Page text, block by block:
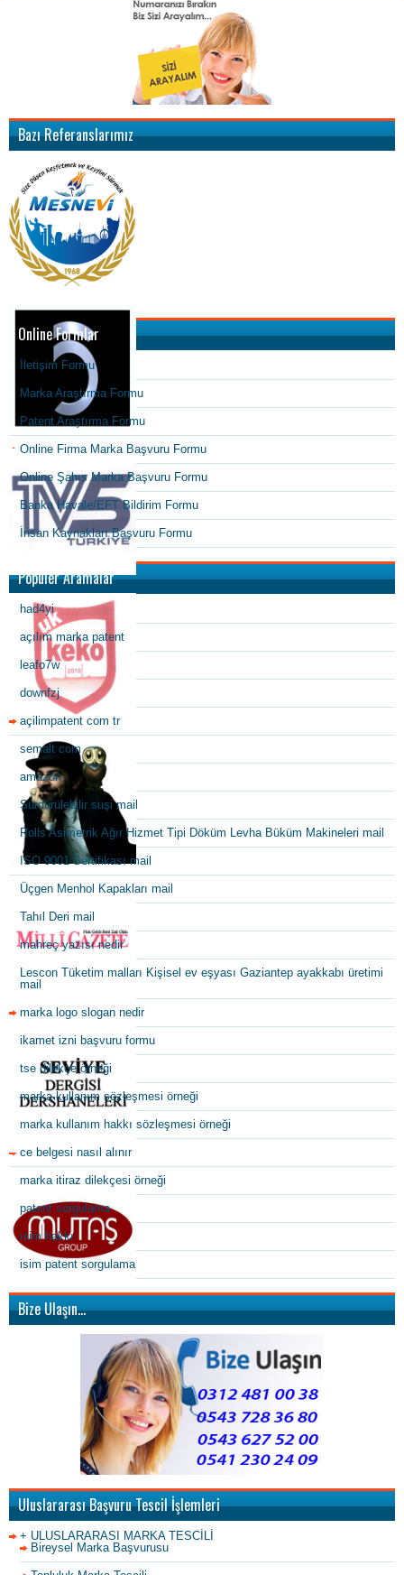
Bazı Referanslarımız
Online Formlar
İletişim Formu
Marka Araştırma Formu
Patent Araştırma Formu
Online Firma Marka Başvuru Formu
Online Şahıs Marka Başvuru Formu
Banka Havale/EFT Bildirim Formu
İnsan Kaynakları Başvuru Formu
Popüler Aramalar
had4yi
açılım marka patent
leafo7w
downfzj
açilimpatent com tr
semalt com
amazon
Sürdürülebilir suşi mail
Rolls Asimetrik Ağır Hizmet Tipi Döküm Levha Büküm Makineleri mail
ISO 9001 Sertifikası mail
Üçgen Menhol Kapakları mail
Tahıl Deri mail
mahreç yazısı nedir
Lescon Tüketim malları Kişisel ev eşyası Gaziantep ayakkabı üretimi
mail
marka logo slogan nedir
ikamet izni başvuru formu
tse dilekçe örneği
marka kullanım sözleşmesi örneği
marka kullanım hakkı sözleşmesi örneği
ce belgesi nasıl alınır
marka itiraz dilekçesi örneği
patent sorgulama
isim hakkı
isim patent sorgulama
Bize Ulaşın…
Uluslararası Başvuru Tescil İşlemleri
+ ULUSLARARASI MARKA TESCİLİ
Bireysel Marka Başvurusu